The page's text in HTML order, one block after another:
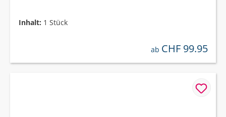
Inhalt: 1 Stück
regulärer preis:
ab CHF 99.95